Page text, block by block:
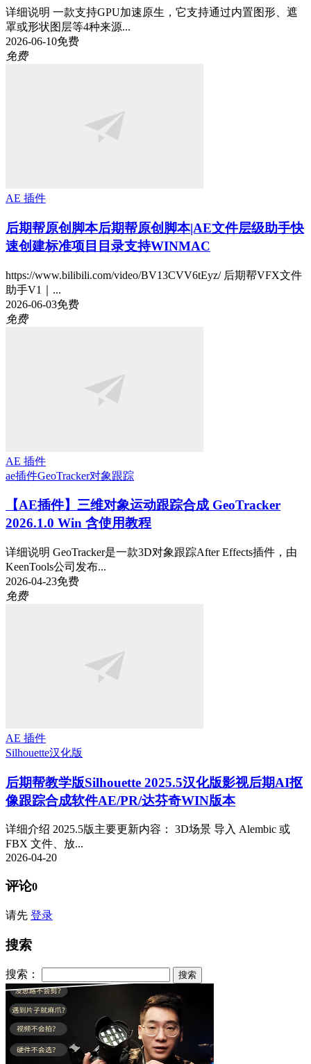
详细说明 一款支持GPU加速原生，它支持通过内置图形、遮
罩或形状图层等4种来源...
2026-06-10免费
免费
AE 插件
后期帮原创脚本后期帮原创脚本|AE文件层级助手快
速创建标准项目目录支持WINMAC
https://www.bilibili.com/video/BV13CVV6tEyz/ 后期帮VFX文件
助手V1｜...
2026-06-03免费
免费
AE 插件
ae插件GeoTracker对象跟踪
【AE插件】三维对象运动跟踪合成 GeoTracker
2026.1.0 Win 含使用教程
详细说明 GeoTracker是一款3D对象跟踪After Effects插件，由
KeenTools公司发布...
2026-04-23免费
免费
AE 插件
Silhouette汉化版
后期帮教学版Silhouette 2025.5汉化版影视后期AI抠
像跟踪合成软件AE/PR/达芬奇WIN版本
详细介绍 2025.5版主要更新内容： 3D场景 导入 Alembic 或
FBX 文件、放...
2026-04-20
评论0
请先 登录
搜索
搜索：